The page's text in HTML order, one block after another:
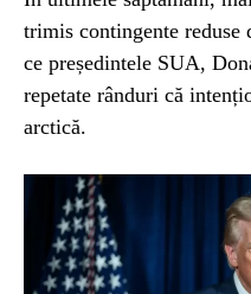
trimis contingente reduse
ce președintele SUA,
repetate rânduri că
arctică.